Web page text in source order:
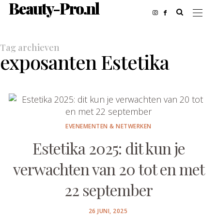
Beauty-Pro.nl
Tag archieven
exposanten Estetika
EVENEMENTEN & NETWERKEN
Estetika 2025: dit kun je
verwachten van 20 tot en met
22 september
POSTED
26 JUNI, 2025